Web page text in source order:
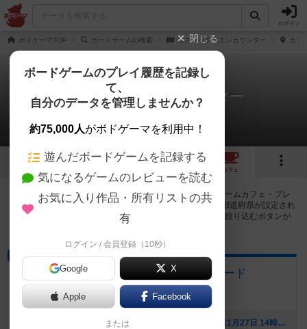
ログイン
ボドゲーマTOP ボードゲームの検索 コズミック・エンカウンター カフ
コズミック・エンカウンター
1店のカフェ/スペースが提供中
2 1
カフェ
コズミック・エンカウンターで遊ぶことができるボードゲームカフェ・プレ
イスペースが1店登録されています。公開プロフィールの都道府県が設定され
たアカウントでログインすると、同じ都道府県内の店舗に絞り込むボタンが
ボードゲームカフェ
ボードゲームカフェ・ボードボード
愛知県名古屋市中区大須3-38-13
[NEW] 【スタッフ企画】ゴリラ人狼プレイ会（2020年11月27日 14時27分）
閉じる
ボードゲームのプレイ履歴を記録し
て、
自分のデータを管理しませんか？
約75,000人がボドゲーマを利用中！
遊んだボードゲームを記録する
気になるゲームのレビューを読む
お気に入り作品・所有リストの共
有
ログイン / 会員登録（10秒）
Google X
Apple Facebook
または